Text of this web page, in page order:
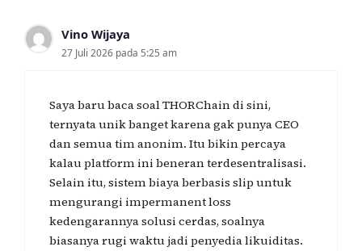
Vino Wijaya
27 Juli 2026 pada 5:25 am
Saya baru baca soal THORChain di sini,
ternyata unik banget karena gak punya CEO
dan semua tim anonim. Itu bikin percaya
kalau platform ini beneran terdesentralisasi.
Selain itu, sistem biaya berbasis slip untuk
mengurangi impermanent loss
kedengarannya solusi cerdas, soalnya
biasanya rugi waktu jadi penyedia likuiditas.